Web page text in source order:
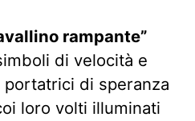
rampante”
di velocità e
di speranza
loro volti illuminati